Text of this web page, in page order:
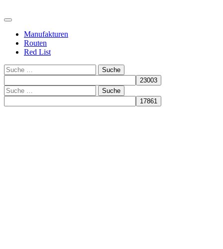
Manufakturen
Routen
Red List
Suche
Suche